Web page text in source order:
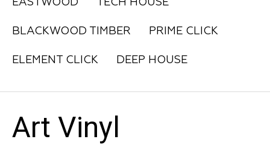
EASTWOOD TECH HOUSE
BLACKWOOD TIMBER PRIME CLICK
ELEMENT CLICK DEEP HOUSE
Art Vinyl